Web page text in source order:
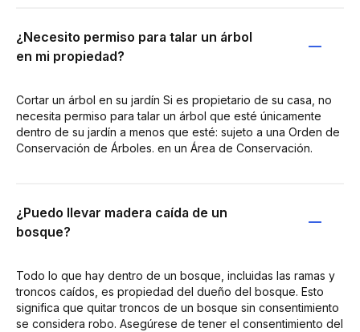
¿Necesito permiso para talar un árbol
en mi propiedad?
Cortar un árbol en su jardín Si es propietario de su casa, no
necesita permiso para talar un árbol que esté únicamente
dentro de su jardín a menos que esté: sujeto a una Orden de
Conservación de Árboles. en un Área de Conservación.
¿Puedo llevar madera caída de un
bosque?
Todo lo que hay dentro de un bosque, incluidas las ramas y
troncos caídos, es propiedad del dueño del bosque. Esto
significa que quitar troncos de un bosque sin consentimiento
se considera robo. Asegúrese de tener el consentimiento del